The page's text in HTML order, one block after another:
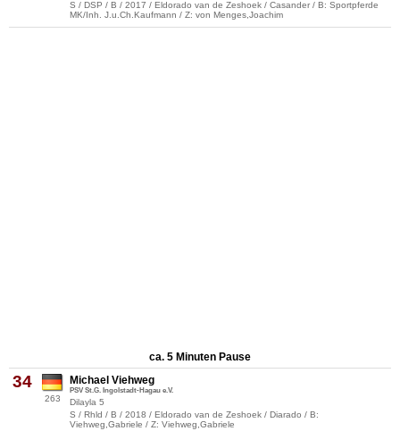
S / DSP / B / 2017 / Eldorado van de Zeshoek / Casander / B: Sportpferde
MK/Inh. J.u.Ch.Kaufmann / Z: von Menges,Joachim
ca. 5 Minuten Pause
34
263
Michael Viehweg
PSV St.G. Ingolstadt-Hagau e.V.
Dilayla 5
S / Rhld / B / 2018 / Eldorado van de Zeshoek / Diarado / B:
Viehweg,Gabriele / Z: Viehweg,Gabriele